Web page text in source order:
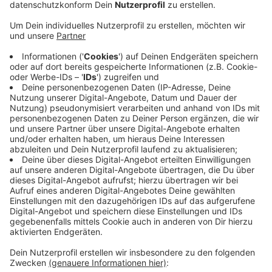
Veröffentlicht:Mittwoch, 03.08.2022 06:38
Anzeige
Akute Gesundheitsgefahr bestand nicht – vorsorglich
sollten betroffene Anwohner zwischen 6 Uhr und
09.30 Uhr aber Fenster und Türen geschlossen halten.
Eine entsprechende Warnung für Köln und Leverkusen
gab es über die Warn-App Nina.
Laut Shell kann es auch im Laufe des Mittwochs und
auch in den kommenden Tagen immer mal wieder zu
Fackeltätigkeiten kommen.
Anzeige